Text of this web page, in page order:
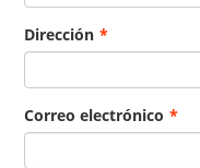
Dirección *
Correo electrónico *